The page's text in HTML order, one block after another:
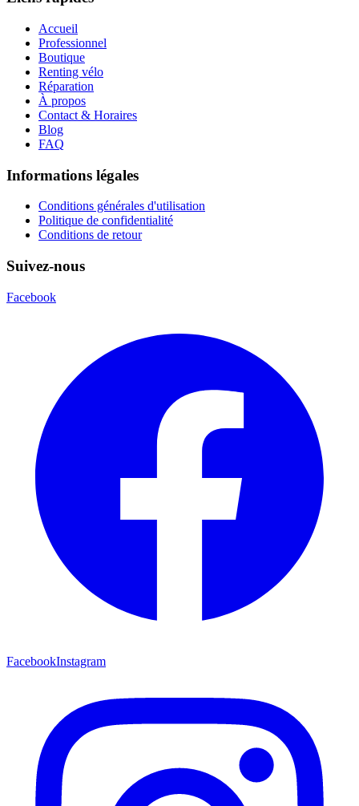
Accueil
Professionnel
Boutique
Renting vélo
Réparation
À propos
Contact & Horaires
Blog
FAQ
Informations légales
Conditions générales d'utilisation
Politique de confidentialité
Conditions de retour
Suivez-nous
Facebook
FacebookInstagram